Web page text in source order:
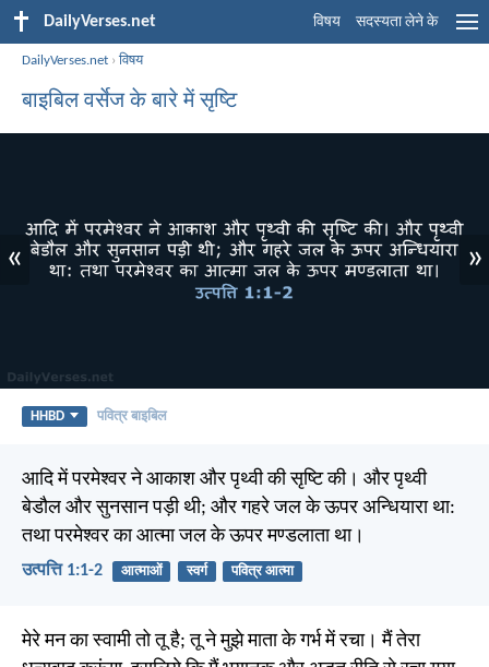
DailyVerses.net विषय सदस्यता लेने के
DailyVerses.net ›विषय
बाइबिल वर्सेज के बारे में सृष्टि
« »
HHBD पवित्र बाइबिल
आदि में परमेश्वर ने आकाश और पृथ्वी की सृष्टि की। और पृथ्वी
बेडौल और सुनसान पड़ी थी; और गहरे जल के ऊपर अन्धियारा था:
तथा परमेश्वर का आत्मा जल के ऊपर मण्डलाता था।
उत्पत्ति 1:1-2 आत्माओं स्वर्ग पवित्र आत्मा
मेरे मन का स्वामी तो तू है; तू ने मुझे माता के गर्भ में रचा। मैं तेरा